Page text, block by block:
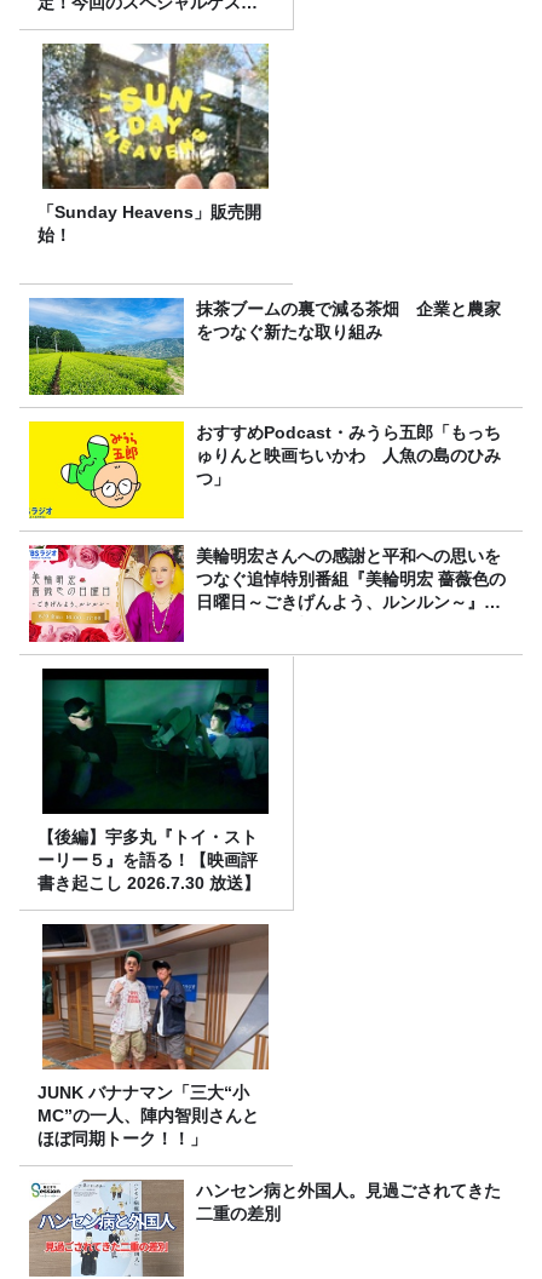
は、タカアンドトシ！
「Sunday Heavens」販売開
始！
抹茶ブームの裏で減る茶畑 企業と農家
をつなぐ新たな取り組み
おすすめPodcast・みうら五郎「もっち
ゅりんと映画ちいかわ 人魚の島のひみ
つ」
美輪明宏さんへの感謝と平和への思いを
つなぐ追悼特別番組『美輪明宏 薔薇色の
日曜日～ごきげんよう、ルンルン～』
【後編】宇多丸『トイ・スト
ーリー５』を語る！【映画評
書き起こし 2026.7.30 放送】
JUNK バナナマン「三大“小
MC”の一人、陣内智則さんと
ほぼ同期トーク！！」
ハンセン病と外国人。見過ごされてきた
二重の差別